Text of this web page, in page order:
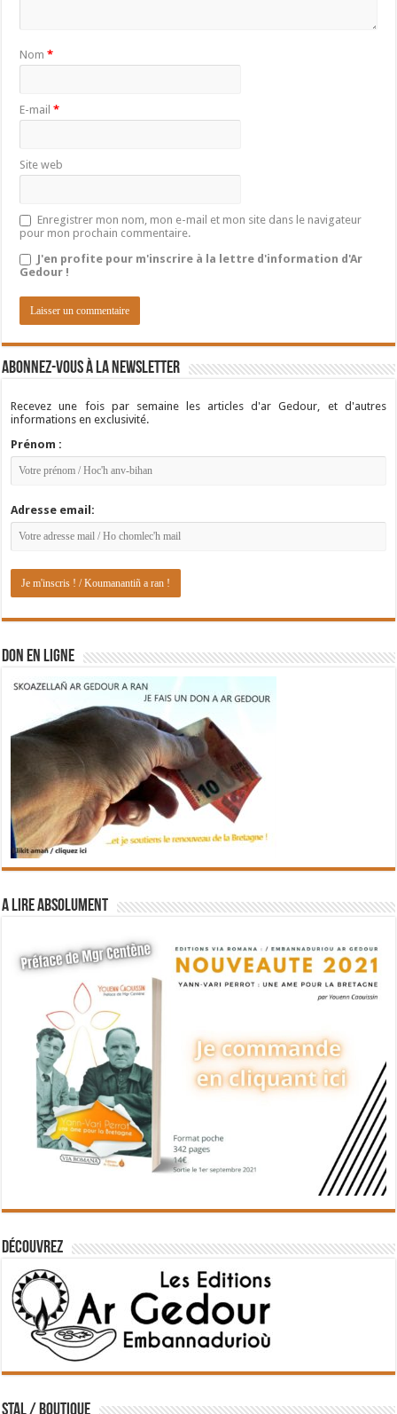
Nom*
E-mail*
Site web
Enregistrer mon nom, mon e-mail et mon site dans le navigateur
pour mon prochain commentaire.
J'en profite pour m'inscrire à la lettre d'information d'Ar
Gedour !
Abonnez-vous à la newsletter
Recevez une fois par semaine les articles d'ar Gedour, et d'autres
informations en exclusivité.
Prénom :
Adresse email:
DON EN LIGNE
A lire absolument
Découvrez